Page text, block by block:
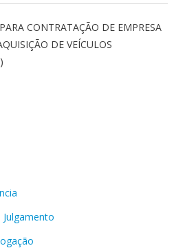
CONTRATAÇÃO DE EMPRESA
DE VEÍCULOS